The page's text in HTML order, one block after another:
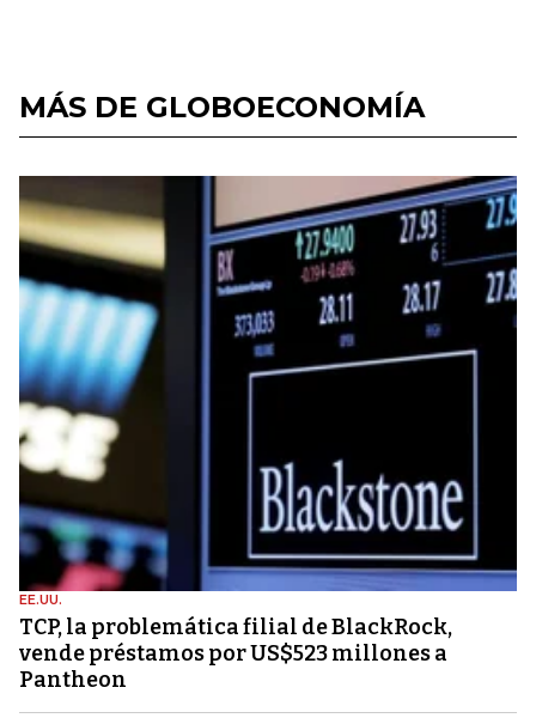
MÁS DE GLOBOECONOMÍA
EE.UU.
TCP, la problemática filial de BlackRock,
vende préstamos por US$523 millones a
Pantheon